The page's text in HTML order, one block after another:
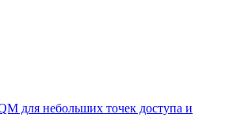
для небольших точек доступа и